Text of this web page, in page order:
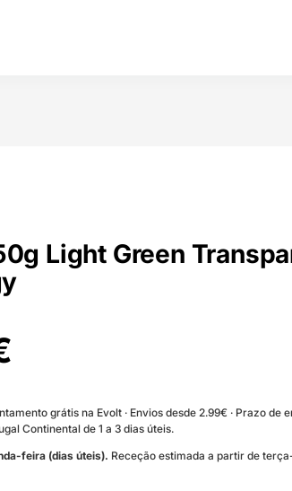
Light Green
grátis na Evolt · Envios desde 2.99€ · Prazo de
Continental de 1 a 3 dias úteis.
feira (dias úteis). Receção estimada a partir de